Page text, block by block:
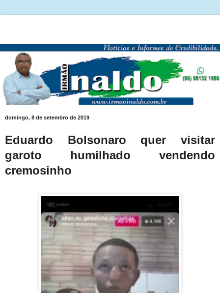
domingo, 8 de setembro de 2019
Eduardo Bolsonaro quer visitar
garoto humilhado vendendo
cremosinho